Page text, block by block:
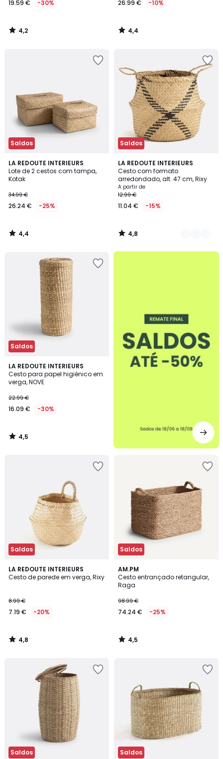
em
de
27.99
19.59 € -30%
4,2
/
26.99 € -10%
4,4
/
Saldos
LA REDOUTE INTERIEURS
Lote de 2 cestos com tampa,
Kotak
34.99 €
26.24 € -25%
4,4
/ 5
4,4
/
Saldos
LA REDOUTE INTERIEURS
Cesto com formato
arredondado, alt. 47 cm, Rixy
A partir de
12.99 €
11.04 € -15%
4,8
/ 5
2
Cores
4,8
/
Saldos
LA REDOUTE INTERIEURS
Cesto para papel higiénico em
verga, NOVE
22.99 €
16.09 € -30%
4,5
/ 5
4,5
/
até
Saldos
LA REDOUTE INTERIEURS
Cesto de parede em verga, Rixy
8.99 €
7.19 € -20%
4,8
/ 5
4,8
/
Saldos
AM.PM
Cesto entrançado retangular,
Raga
98.99 €
74.24 € -25%
4,5
/ 5
4,5
/
Saldos Saldos